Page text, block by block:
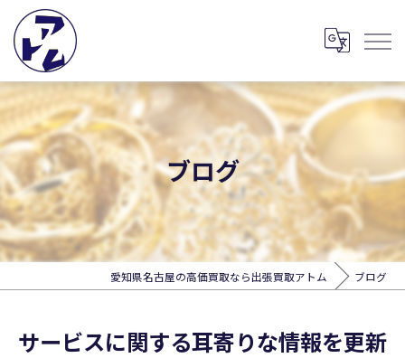
ブログ
愛知県名古屋の高価買取なら出張買取アトム ブログ
サービスに関する耳寄りな情報を更新